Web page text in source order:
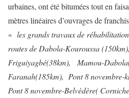
urbaines, ont été bitumées tout en
mètres linéaires d’ouvrages de
« les grands travaux de
routes de Dabola-Kouroussa
Friguiyagbé(38km), Mamou-
Faranah(185km), Pont 8 novembre-
Pont 8 novembre-Belvèdère(